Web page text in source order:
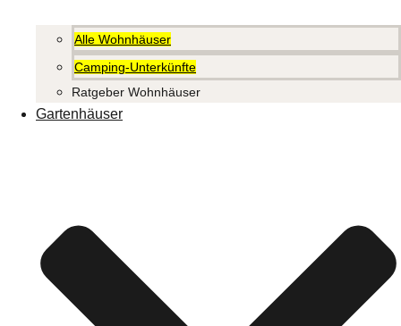
Alle Wohnhäuser
Camping-Unterkünfte
Ratgeber Wohnhäuser
Gartenhäuser